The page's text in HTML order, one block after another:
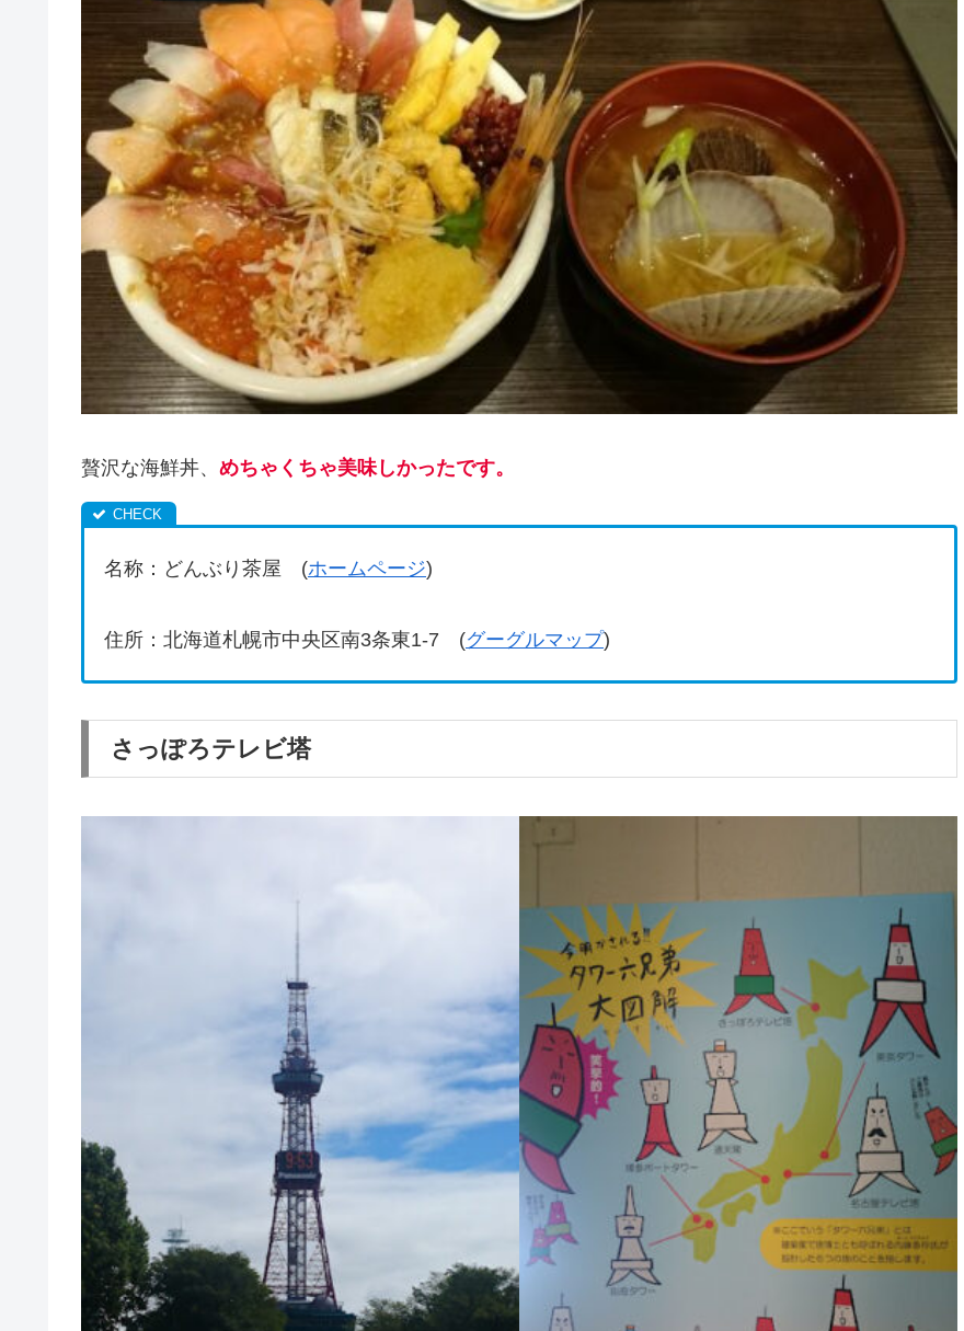
贅沢な海鮮丼、 めちゃくちゃ美味しかったです。
名称：どんぶり茶屋 (ホームページ)
住所：北海道札幌市中央区南3条東1-7 (グーグルマップ)
さっぽろテレビ塔